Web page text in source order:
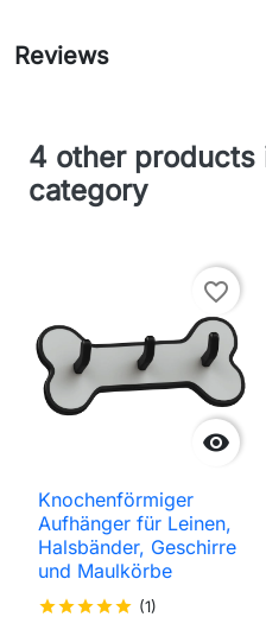
Reviews
4 other products
category

favorite_border
Knochenförmiger
Aufhänger für Leinen,
Halsbänder, Geschirre
und Maulkörbe
starstarstarstarstar (1)